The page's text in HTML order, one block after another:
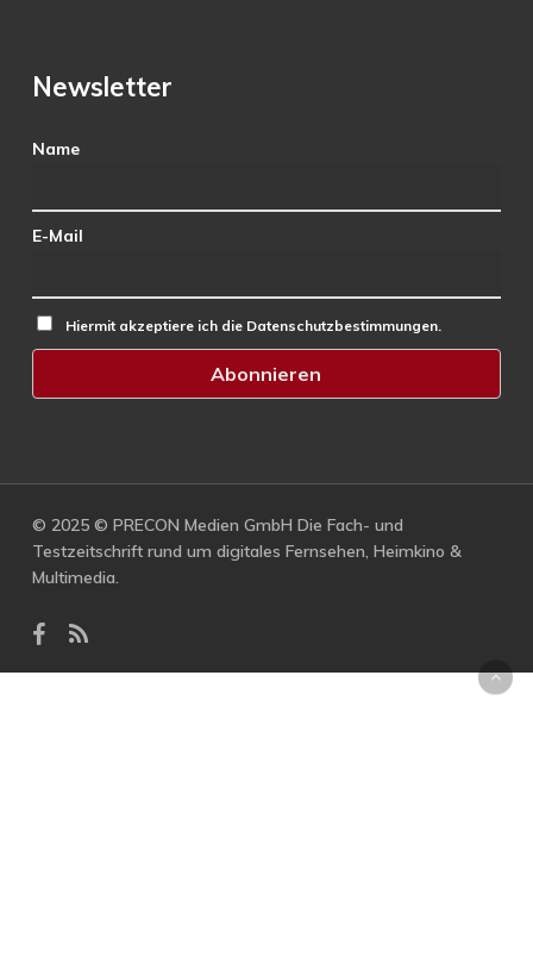
Newsletter
Name
E-Mail
Hiermit akzeptiere ich die Datenschutzbestimmungen.
© 2025 © PRECON Medien GmbH Die Fach- und
Testzeitschrift rund um digitales Fernsehen, Heimkino &
Multimedia.
facebook
RSS